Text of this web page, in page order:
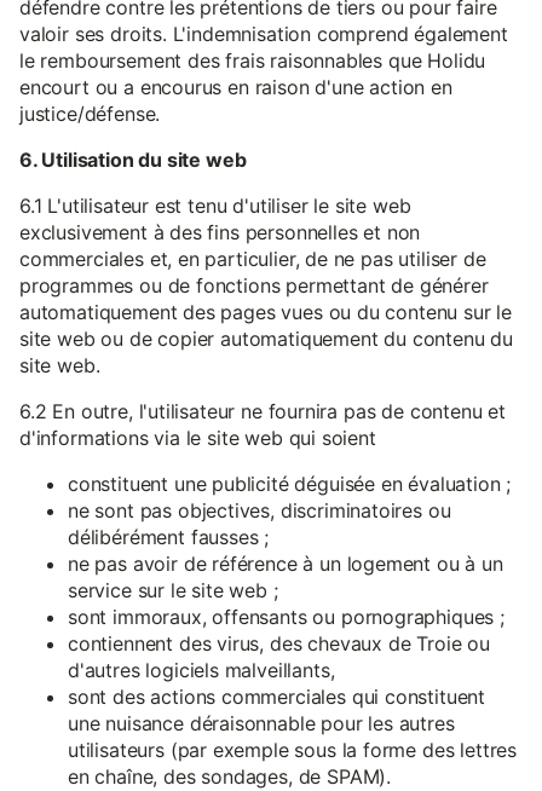
défendre contre les prétentions de tiers ou pour faire
valoir ses droits. L'indemnisation comprend également
le remboursement des frais raisonnables que Holidu
encourt ou a encourus en raison d'une action en
justice/défense.
6. Utilisation du site web
6.1 L'utilisateur est tenu d'utiliser le site web
exclusivement à des fins personnelles et non
commerciales et, en particulier, de ne pas utiliser de
programmes ou de fonctions permettant de générer
automatiquement des pages vues ou du contenu sur le
site web ou de copier automatiquement du contenu du
site web.
6.2 En outre, l'utilisateur ne fournira pas de contenu et
d'informations via le site web qui soient
constituent une publicité déguisée en évaluation ;
ne sont pas objectives, discriminatoires ou
délibérément fausses ;
ne pas avoir de référence à un logement ou à un
service sur le site web ;
sont immoraux, offensants ou pornographiques ;
contiennent des virus, des chevaux de Troie ou
d'autres logiciels malveillants,
sont des actions commerciales qui constituent
une nuisance déraisonnable pour les autres
utilisateurs (par exemple sous la forme des lettres
en chaîne, des sondages, de SPAM).